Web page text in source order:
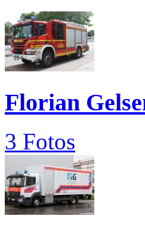
Florian
3 Fotos